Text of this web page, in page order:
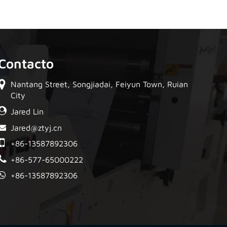
Nantang Street, Songjiadai, Feiyun Town, Ruian
City
Jared Lin
Jared@ztyj.cn
+86-13587892306
+86-577-65000222
+86-13587892306